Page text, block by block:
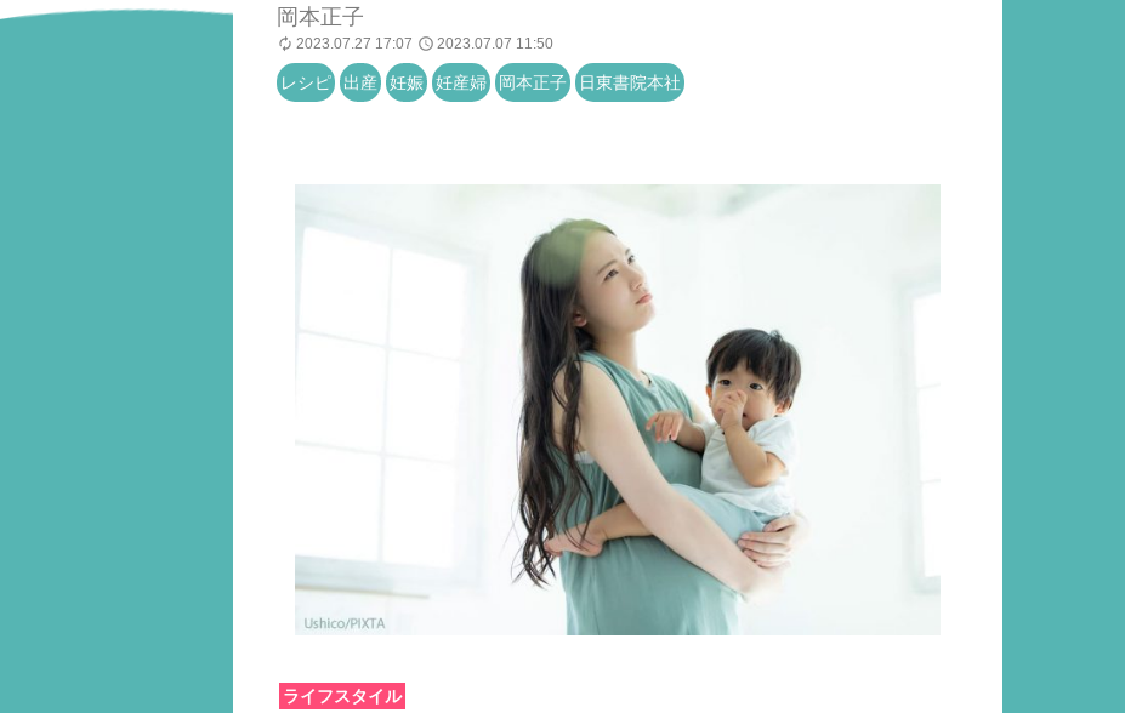
岡本正子
2023.07.27 17:07 2023.07.07 11:50
レシピ 出産 妊娠 妊産婦 岡本正子 日東書院本社
ライフスタイル